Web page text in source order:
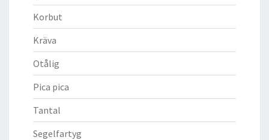
Korbut
Kräva
Otålig
Pica pica
Tantal
Segelfartyg